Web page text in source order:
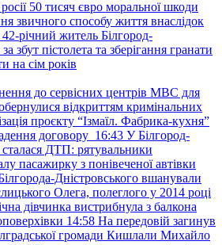
50 тисяч євро моральної шкоди
звичного способу життя внаслідок
42-річний житель Білгород-
збут пістолета та зберігання гранати
на сім років
до сервісних центрів МВС для
обернулися відкриттям кримінальних
проєкту “Ізмаїл. Фабрика-кухня”
договору 16:43 У Білгород-
сталася ДТП: рятувальники
пасажирку з понівеченої автівки
Дністровського вшанували
Олега, полеглого у 2014 році
дівчинка вистрибнула з балкона
14:58 На передовій загинув
громади Кишлали Михайло